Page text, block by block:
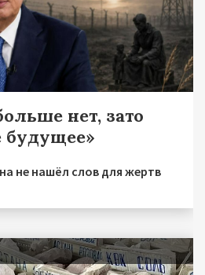
нет, зато
будущее»
не нашёл слов для жертв